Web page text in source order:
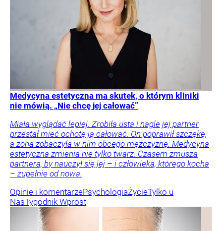
Medycyna estetyczna ma skutek, o którym kliniki
nie mówią. „Nie chcę jej całować”
Miała wyglądać lepiej. Zrobiła usta i nagle jej partner
przestał mieć ochotę ją całować. On poprawił szczękę,
a żona zobaczyła w nim obcego mężczyznę. Medycyna
estetyczna zmienia nie tylko twarz. Czasem zmusza
partnera, by nauczył się jej – i człowieka, którego kocha
– zupełnie od nowa.
Opinie i komentarzePsychologiaŻycieTylko u
NasTygodnik Wprost